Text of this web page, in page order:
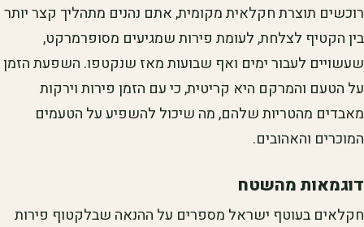
רוכשים תוצרת חקלאית מקומית, אתם נהנים מתהליך קצר יותר
בין הקטיף לצלחת, לעומת פירות שמגיעים מסופרמרקט,
שעשויים לעבור ימים ואף שבועות מאז שנקטפו. השפעת הזמן
על הטעם והמרקם היא קריטית, כי עם הזמן פירות וירקות
מאבדים מהטריות שלהם, מה שיכול להשפיע על הטעמים
המוכרים והאהובים.
דוגמאות מהשטח
חקלאים בעוטף ישראל מספרים על ההנאה שבלקטוף פירות